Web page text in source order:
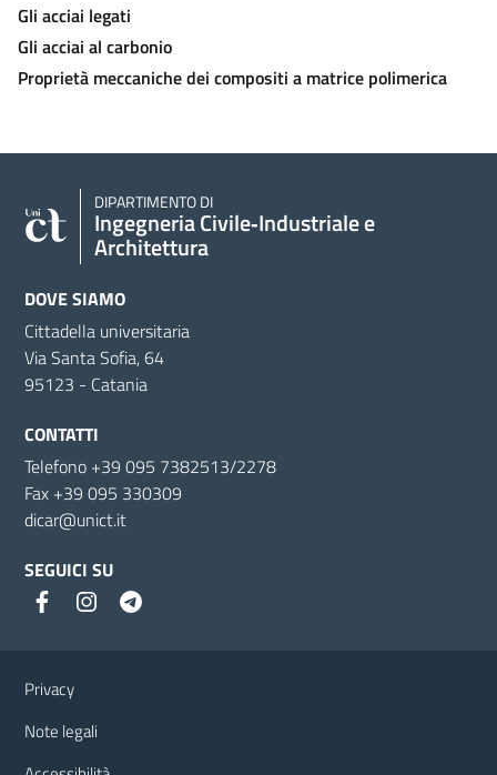
Gli acciai legati
Gli acciai al carbonio
Proprietà meccaniche dei compositi a matrice polimerica
DIPARTIMENTO DI
Ingegneria Civile‑Industriale e
Architettura
DOVE SIAMO
Cittadella universitaria
Via Santa Sofia, 64
95123 - Catania
CONTATTI
Telefono +39 095 7382513/2278
Fax +39 095 330309
dicar@unict.it
SEGUICI SU
Privacy
Note legali